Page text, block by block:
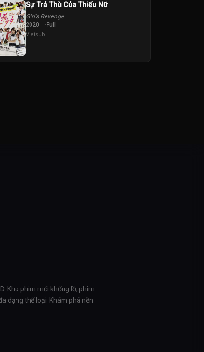
Susan Pourfar
Sự Trả Thù Của Thiếu Nữ
Girl's Revenge
2020 Full
Vietsub
Kho phim mới khổng lồ, phim
dạng thể loại. Khám phá nền